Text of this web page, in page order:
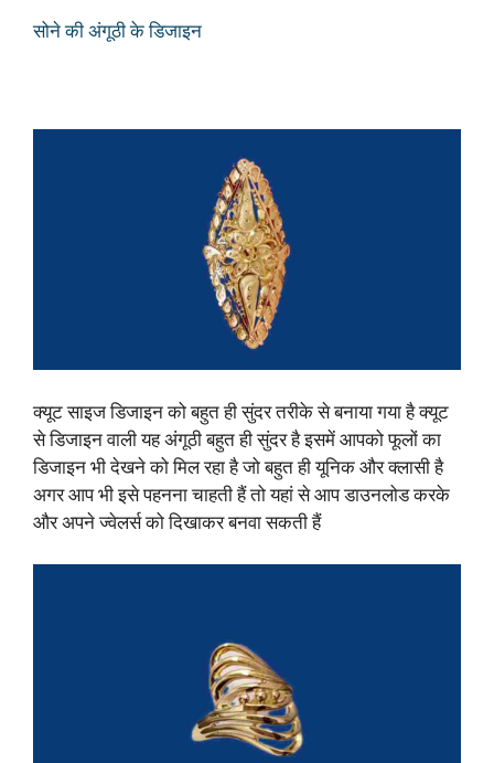
सोने की अंगूठी के डिजाइन
क्यूट साइज डिजाइन को बहुत ही सुंदर तरीके से बनाया गया है क्यूट
से डिजाइन वाली यह अंगूठी बहुत ही सुंदर है इसमें आपको फूलों का
डिजाइन भी देखने को मिल रहा है जो बहुत ही यूनिक और क्लासी है
अगर आप भी इसे पहनना चाहती हैं तो यहां से आप डाउनलोड करके
और अपने ज्वेलर्स को दिखाकर बनवा सकती हैं